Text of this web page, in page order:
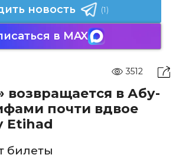
новость (1)
в MAX
3512
возвращается в Абу-
почти вдвое
Etihad
билеты